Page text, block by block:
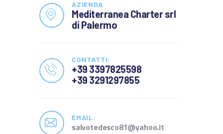
CONTATTI
TERMINI E CONDIZIONI
AZIENDA
Mediterranea Charter srl
di Palermo
CONTATTI:
+39 3397825598
+39 3291297855
EMAIL:
salvotedesco81@yahoo.it